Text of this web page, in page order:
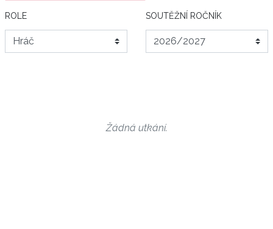
ROLE SOUTĚŽNÍ ROČNÍK
Žádná utkání.